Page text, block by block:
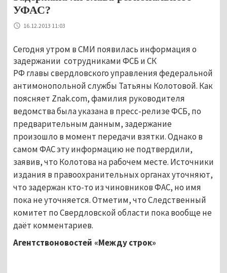
УФАС?
16.12.2013 11:03
Сегодня утром в СМИ появилась информация о
задержании сотрудниками ФСБ и СК
РФ главысвердловского управления федеральной
антимонопольной службы Татьяны Колотовой. Как
поясняет Znak.com, фамилия руководителя
ведомства была указана в пресс-релизе ФСБ, по
предварительным данным, задержание
произошло в момент передачи взятки. Однако в
самом ФАС эту информацию не подтвердили,
заявив, что Колотова на рабочем месте. Источники
издания в правоохранительных органах уточняют,
что задержан кто-то из чиновников ФАС, но имя
пока не уточняется. Отметим, что Следственный
комитет по Свердловской области пока вообще не
даёт комментариев.
Агентствоновостей «Между строк»